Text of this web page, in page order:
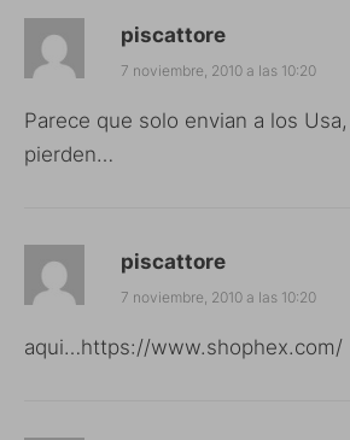
piscattore
7 noviembre, 2010 a las 10:20
Parece que solo envian a los
pierden…
piscattore
7 noviembre, 2010 a las 10:20
aqui…https://www.shophex.com/